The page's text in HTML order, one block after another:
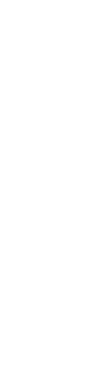
Modal dan